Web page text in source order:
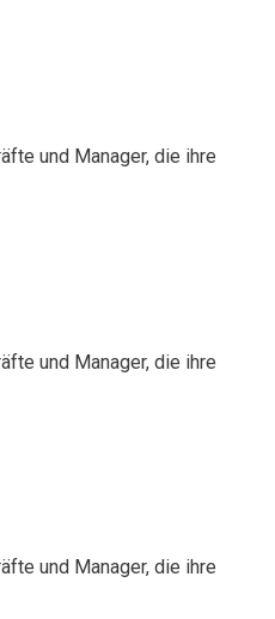
und Manager, die ihre
und Manager, die ihre
und Manager, die ihre